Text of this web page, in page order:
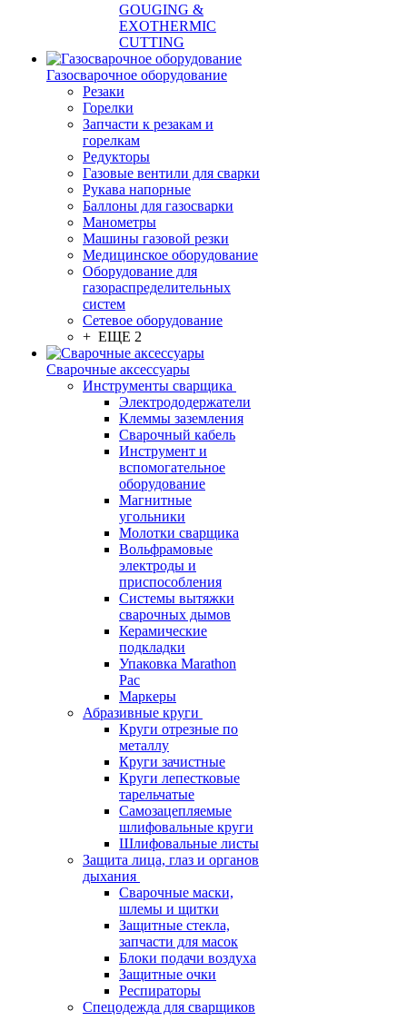
GOUGING &
EXOTHERMIC
CUTTING
Газосварочное оборудование
Резаки
Горелки
Запчасти к резакам и
горелкам
Редукторы
Газовые вентили для сварки
Рукава напорные
Баллоны для газосварки
Манометры
Машины газовой резки
Медицинское оборудование
Оборудование для
газораспределительных
систем
Сетевое оборудование
+ ЕЩЕ 2
Сварочные аксессуары
Инструменты сварщика
Электрододержатели
Клеммы заземления
Сварочный кабель
Инструмент и
вспомогательное
оборудование
Магнитные
угольники
Молотки сварщика
Вольфрамовые
электроды и
приспособления
Системы вытяжки
сварочных дымов
Керамические
подкладки
Упаковка Marathon
Pac
Маркеры
Абразивные круги
Круги отрезные по
металлу
Круги зачистные
Круги лепестковые
тарельчатые
Самозацепляемые
шлифовальные круги
Шлифовальные листы
Защита лица, глаз и органов
дыхания
Сварочные маски,
шлемы и щитки
Защитные стекла,
запчасти для масок
Блоки подачи воздуха
Защитные очки
Респираторы
Спецодежда для сварщиков